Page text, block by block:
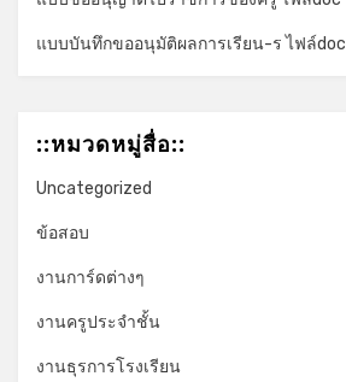
แบบบันทึกขออนุมัติผลการเรียน-ร ไฟล์doc
::หมวดหมู่สื่อ::
Uncategorized
ข้อสอบ
งานการ์ดต่างๆ
งานครูประจำชั้น
งานธุรการโรงเรียน